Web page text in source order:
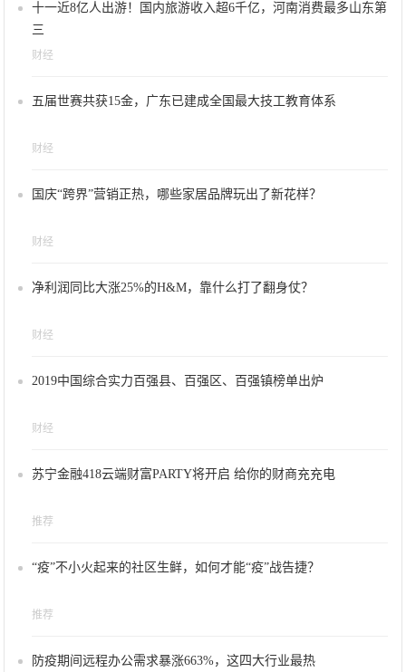
十一近8亿人出游！国内旅游收入超6千亿，河南消费最多山东第
三
财经
五届世赛共获15金，广东已建成全国最大技工教育体系
财经
国庆“跨界”营销正热，哪些家居品牌玩出了新花样？
财经
净利润同比大涨25%的H&M，靠什么打了翻身仗？
财经
2019中国综合实力百强县、百强区、百强镇榜单出炉
财经
苏宁金融418云端财富PARTY将开启 给你的财商充充电
推荐
“疫”不小火起来的社区生鲜，如何才能“疫”战告捷？
推荐
防疫期间远程办公需求暴涨663%，这四大行业最热